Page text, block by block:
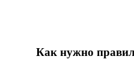
Как нужно